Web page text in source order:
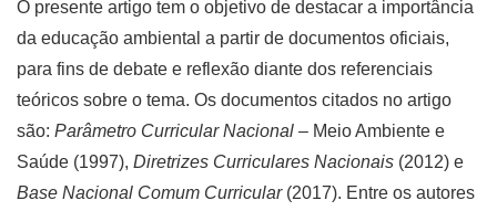
O presente artigo tem o objetivo de destacar a importância
da educação ambiental a partir de documentos oficiais,
para fins de debate e reflexão diante dos referenciais
teóricos sobre o tema. Os documentos citados no artigo
são: Parâmetro Curricular Nacional – Meio Ambiente e
Saúde (1997), Diretrizes Curriculares Nacionais (2012) e
Base Nacional Comum Curricular(2017). Entre os autores